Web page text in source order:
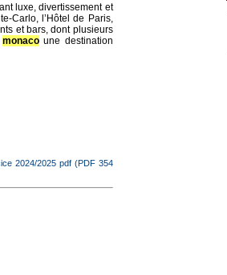
luxe, divertissement et
Carlo, l’Hôtel de Paris,
et bars, dont plusieurs
monaco une destination
2024/2025 pdf (PDF 354